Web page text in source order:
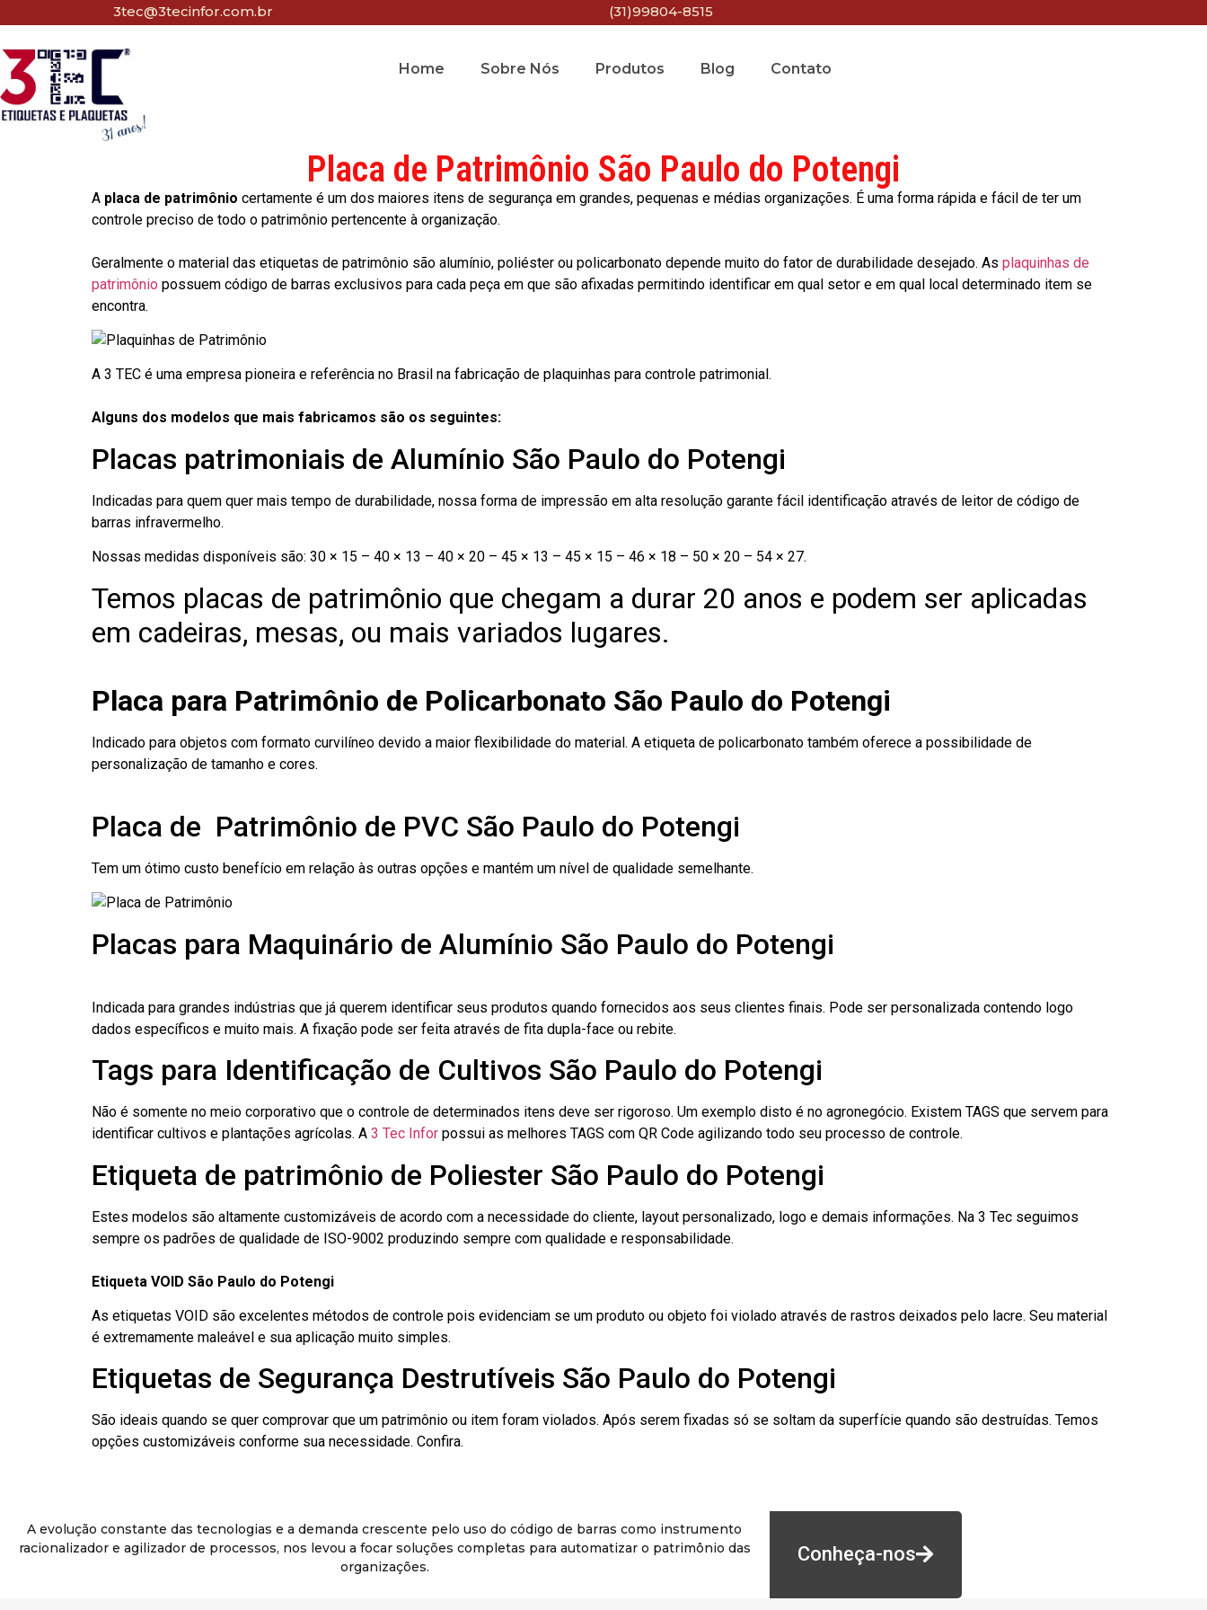
3tec@3tecinfor.com.br (31)99804-8515
Home Sobre Nós Produtos Blog Contato
Placa de Patrimônio São Paulo do Potengi
A placa de patrimônio certamente é um dos maiores itens de segurança em grandes, pequenas e médias organizações. É uma forma rápida e fácil de ter um
controle preciso de todo o patrimônio pertencente à organização.
Geralmente o material das etiquetas de patrimônio são alumínio, poliéster ou policarbonato depende muito do fator de durabilidade desejado. As plaquinhas de
patrimônio possuem código de barras exclusivos para cada peça em que são afixadas permitindo identificar em qual setor e em qual local determinado item se
encontra.
A 3 TEC é uma empresa pioneira e referência no Brasil na fabricação de plaquinhas para controle patrimonial.
Alguns dos modelos que mais fabricamos são os seguintes:
Placas patrimoniais de Alumínio São Paulo do Potengi
Indicadas para quem quer mais tempo de durabilidade, nossa forma de impressão em alta resolução garante fácil identificação através de leitor de código de
barras infravermelho.
Nossas medidas disponíveis são: 30 × 15 – 40 × 13 – 40 × 20 – 45 × 13 – 45 × 15 – 46 × 18 – 50 × 20 – 54 × 27.
Temos placas de patrimônio que chegam a durar 20 anos e podem ser aplicadas
em cadeiras, mesas, ou mais variados lugares.
Placa para Patrimônio de Policarbonato São Paulo do Potengi
Indicado para objetos com formato curvilíneo devido a maior flexibilidade do material. A etiqueta de policarbonato também oferece a possibilidade de
personalização de tamanho e cores.
Placa de Patrimônio de PVC São Paulo do Potengi
Tem um ótimo custo benefício em relação às outras opções e mantém um nível de qualidade semelhante.
Placas para Maquinário de Alumínio São Paulo do Potengi
Indicada para grandes indústrias que já querem identificar seus produtos quando fornecidos aos seus clientes finais. Pode ser personalizada contendo logo
dados específicos e muito mais. A fixação pode ser feita através de fita dupla-face ou rebite.
Tags para Identificação de Cultivos São Paulo do Potengi
Não é somente no meio corporativo que o controle de determinados itens deve ser rigoroso. Um exemplo disto é no agronegócio. Existem TAGS que servem para
identificar cultivos e plantações agrícolas. A 3 Tec Infor possui as melhores TAGS com QR Code agilizando todo seu processo de controle.
Etiqueta de patrimônio de Poliester São Paulo do Potengi
Estes modelos são altamente customizáveis de acordo com a necessidade do cliente, layout personalizado, logo e demais informações. Na 3 Tec seguimos
sempre os padrões de qualidade de ISO-9002 produzindo sempre com qualidade e responsabilidade.
Etiqueta VOID São Paulo do Potengi
As etiquetas VOID são excelentes métodos de controle pois evidenciam se um produto ou objeto foi violado através de rastros deixados pelo lacre. Seu material
é extremamente maleável e sua aplicação muito simples.
Etiquetas de Segurança Destrutíveis São Paulo do Potengi
São ideais quando se quer comprovar que um patrimônio ou item foram violados. Após serem fixadas só se soltam da superfície quando são destruídas. Temos
opções customizáveis conforme sua necessidade. Confira.
A evolução constante das tecnologias e a demanda crescente pelo uso do código de barras como instrumento
racionalizador e agilizador de processos, nos levou a focar soluções completas para automatizar o patrimônio das
organizações.
Conheça-nos